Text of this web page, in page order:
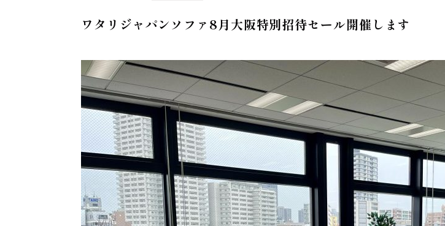
ワタリジャパンソファ8月大阪特別招待セール開催します